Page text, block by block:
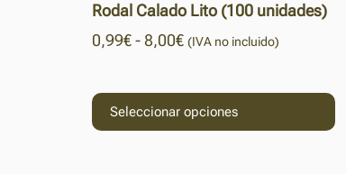
Rodal Calado Lito (100 unidades)
0,99€-8,00€ (IVA no incluido)
Seleccionar opciones